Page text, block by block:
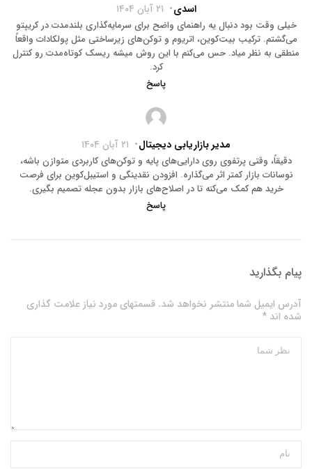
اسدی ۲۱ آبان ۱۴۰۴
خیلی وقت بود دنبال یه راهنمای واضح برای سرمایه‌گذاری بلندمدت در کریپتو
می‌گشتم. ترکیب بیت‌کوین، اتریوم و توکن‌های زیرساختی مثل پولکادات واقعاً
منطقی به نظر میاد. حس می‌کنم با این روش میشه ریسک کوتاه‌مدت رو کنترل
کرد.
پاسخ
مدیر بازاریابی دیجیتال ۲۱ آبان ۱۴۰۴
دقیقاً، وقتی پرتفوی روی دارایی‌های پایه و توکن‌های کاربردی متوازن باشه،
نوسانات بازار کمتر اثر می‌گذاره. افزودن نقدینگی و استیبل‌کوین برای فرصت
خرید هم کمک می‌کنه تا در اصلاح‌های بازار بدون عجله تصمیم بگیری.
پاسخ
پیام بگذارید
آدرس ایمیل شما منتشر نخواهد شد. قسمتهای مورد نیاز علامت گذاری
شده اند *